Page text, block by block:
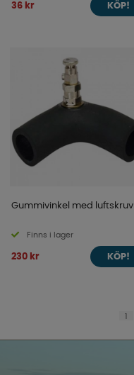
36 kr KÖP!
Gummivinkel med luftskruv
Finns i lager
230 kr KÖP!
1